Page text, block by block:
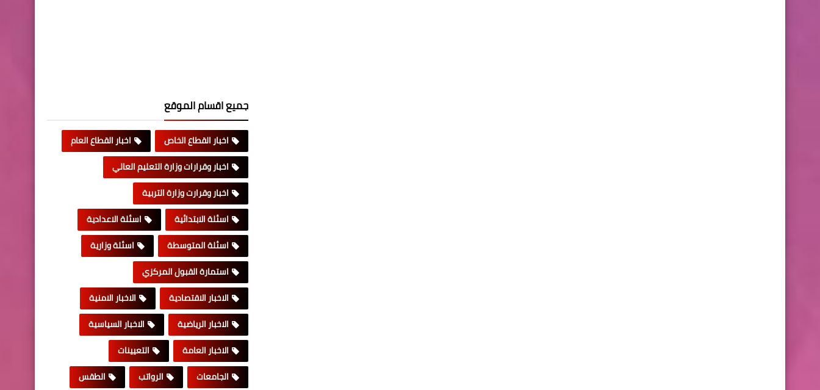
جميع اقسام الموقع
اخبار القطاع الخاص
اخبار القطاع العام
اخبار وقرارات وزارة التعليم العالي
اخبار وقرارت وزارة التربية
اسئلة الابتدائية
اسئلة الاعدادية
اسئلة المتوسطة
اسئلة وزارية
استمارة القبول المركزي
الاخبار الاقتصادية
الاخبار الامنية
الاخبار الرياضية
الاخبار السياسية
الاخبار العامة
التعيينات
الجامعات
الرواتب الطقس